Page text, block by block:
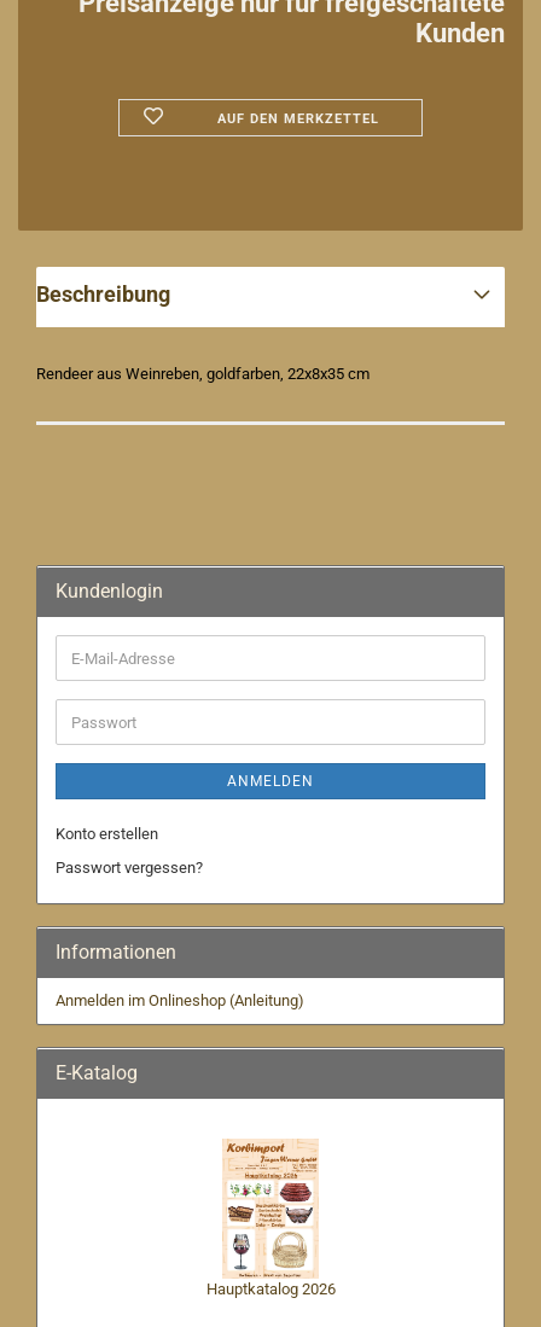
Kunden
AUF DEN MERKZETTEL
Beschreibung
Rendeer aus Weinreben, goldfarben, 22x8x35 cm
Kundenlogin
E-
Mail-
Adresse
Passwort
ANMELDEN
Konto erstellen
Passwort vergessen?
Informationen
Anmelden im Onlineshop (Anleitung)
E-Katalog
Hauptkatalog 2026